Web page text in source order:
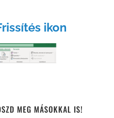
ikon
MEG MÁSOKKAL IS!